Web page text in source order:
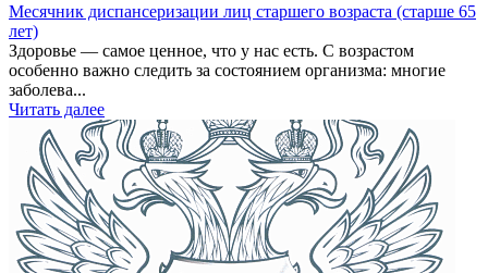
Месячник диспансеризации лиц старшего возраста (старше 65
лет)
Здоровье — самое ценное, что у нас есть. С возрастом
особенно важно следить за состоянием организма: многие
заболева...
Читать далее